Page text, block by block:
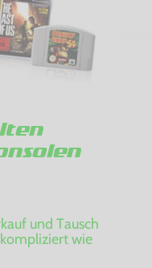
und Tausch
wie